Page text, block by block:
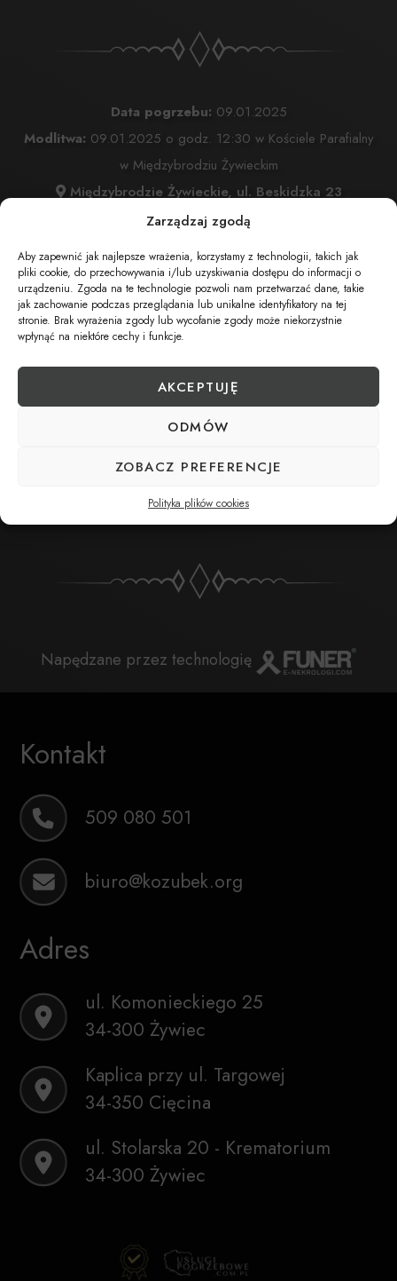
Zarządzaj zgodą
Aby zapewnić jak najlepsze wrażenia, korzystamy z technologii, takich jak
pliki cookie, do przechowywania i/lub uzyskiwania dostępu do informacji o
urządzeniu. Zgoda na te technologie pozwoli nam przetwarzać dane, takie
jak zachowanie podczas przeglądania lub unikalne identyfikatory na tej
stronie. Brak wyrażenia zgody lub wycofanie zgody może niekorzystnie
wpłynąć na niektóre cechy i funkcje.
AKCEPTUJĘ
ODMÓW
ZOBACZ PREFERENCJE
Polityka plików cookies
Data pogrzebu: 09.01.2025
Modlitwa: 09.01.2025 o godz. 12:30 w Kościele Parafialny
w Międzybrodziu Żywieckim
Międzybrodzie Żywieckie, ul. Beskidzka 23
09.01.2025 o godz. 13:00 w Kościele
Międzybrodzie Żywieckie, ul. Beskidzka 23
Wyprowadzenie do grobu o godz.14:00
Cmentarz:Komunalnym w Międzybrodziu Żywieckim
UDOSTĘPNIJ NEKROLOG
POBIERZ POWIADOMIENIE SMS
Napędzane przez technologię
Kontakt
509 080 501
biuro@kozubek.org
Adres
ul. Komonieckiego 25
34-300 Żywiec
Kaplica przy ul. Targowej
34-350 Cięcina
ul. Stolarska 20 - Krematorium
34-300 Żywiec